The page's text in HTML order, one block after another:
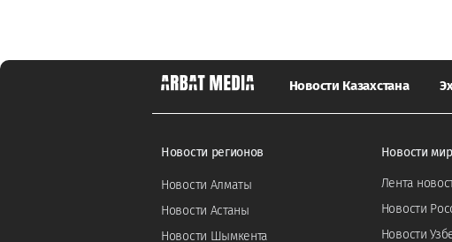
Новости Казахстана
Новости регионов
Новости Алматы
Новости Астаны
Новости Шымкента
Новости
Лента
Новости
Новости